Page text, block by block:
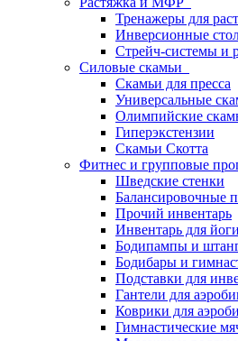
Тренажеры для
Инверсионные
Стрейч-системы и
Силовые скамьи
Скамьи для пресса
Универсальные
Олимпийские
Гиперэкстензии
Скамьи Скотта
Фитнес и групповые
Шведские стенки
Балансировочные
Прочий инвентарь
Инвентарь для
Бодипампы и
Бодибары и
Подставки для
Гантели для
Коврики для
Гимнастические